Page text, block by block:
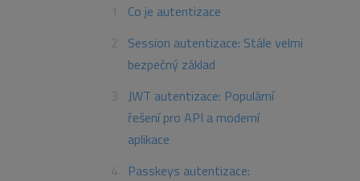
Co je autentizace
Session autentizace: Stále velmi
bezpečný základ
JWT autentizace: Populární
řešení pro API a moderní
aplikace
Passkeys autentizace: